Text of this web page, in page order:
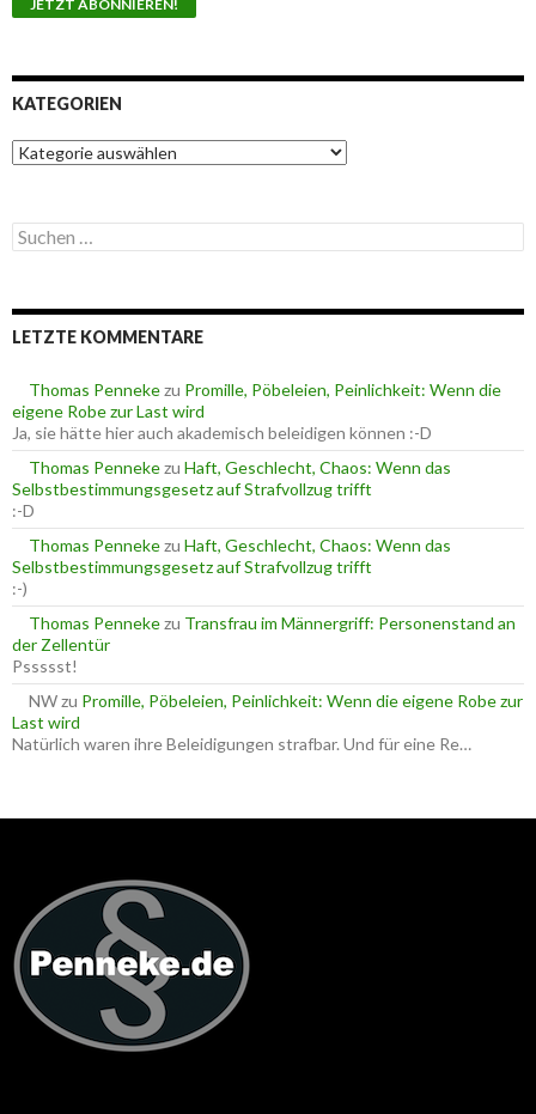
KATEGORIEN
K
a
g
o
n
S
u
e
n
c
h
:
LETZTE KOMMENTARE
Thomas Pennekezu Promille, Pöbeleien, Peinlichkeit: Wenn die
eigene Robe zur Last wird
Ja, sie hätte hier auch akademisch beleidigen können :-D
Thomas Pennekezu Haft, Geschlecht, Chaos: Wenn das
Selbstbestimmungsgesetz auf Strafvollzug trifft
:-D
Thomas Pennekezu Haft, Geschlecht, Chaos: Wenn das
Selbstbestimmungsgesetz auf Strafvollzug trifft
:-)
Thomas Pennekezu Transfrau im Männergriff: Personenstand an
der Zellentür
Pssssst!
NWzu Promille, Pöbeleien, Peinlichkeit: Wenn die eigene Robe zur
Last wird
Natürlich waren ihre Beleidigungen strafbar. Und für eine Re…